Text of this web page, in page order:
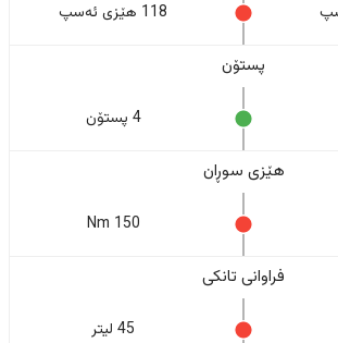
118 هێزی ئەسپ
پستۆن
4 پستۆن
هێزی سوڕان
150 Nm
فراوانی تانکی
45 لیتر